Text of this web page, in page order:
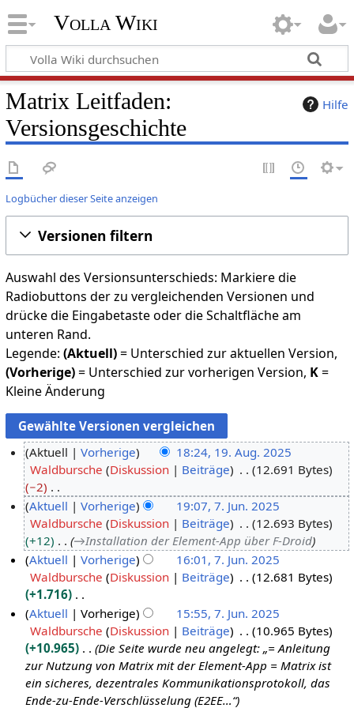
Volla Wiki
Hilfe
Matrix Leitfaden:
Versionsgeschichte
Logbücher dieser Seite anzeigen
Versionen filtern
Auswahl des Versionsunterschieds: Markiere die
Radiobuttons der zu vergleichenden Versionen und
drücke die Eingabetaste oder die Schaltfläche am
unteren Rand.
Legende: (Aktuell)= Unterschied zur aktuellen Version,
(Vorherige)= Unterschied zur vorherigen Version, K=
Kleine Änderung
g
Aktuell Vorherige
18:24, 19. Aug. 2025
Waldbursche Diskussion Beiträge
12.691 Bytes
−2
K
e
i
n
e
B
e
a
r
b
i
J
Aktuell Vorherige
19:07, 7. Jun. 2025
Waldbursche Diskussion Beiträge
12.693 Bytes
+12
→Installation der Element-App über F-Droid
Aktuell
Vorherige
16:01, 7. Jun. 2025
Waldbursche Diskussion Beiträge
12.681 Bytes
+1.716
K
e
i
n
e
B
Aktuell Vorherige
15:55, 7. Jun. 2025
Waldbursche Diskussion Beiträge
10.965 Bytes
+10.965
Die Seite wurde neu angelegt: „= Anleitung
zur Nutzung von Matrix mit der Element-App = Matrix ist
ein sicheres, dezentrales Kommunikationsprotokoll, das
Ende-zu-Ende-Verschlüsselung (E2EE…“